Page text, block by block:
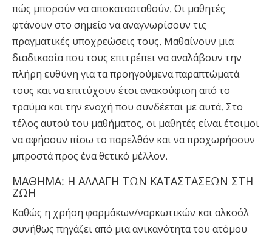
πώς μπορούν να αποκατασταθούν. Οι μαθητές
φτάνουν στο σημείο να αναγνωρίσουν τις
πραγματικές υποχρεώσεις τους. Μαθαίνουν μια
διαδικασία που τους επιτρέπει να αναλάβουν την
πλήρη ευθύνη για τα προηγούμενα παραπτώματά
τους και να επιτύχουν έτσι ανακούφιση από το
τραύμα και την ενοχή που συνδέεται με αυτά. Στο
τέλος αυτού του μαθήματος, οι μαθητές είναι έτοιμοι
να αφήσουν πίσω το παρελθόν και να προχωρήσουν
μπροστά προς ένα θετικό μέλλον.
ΜΑΘΗΜΑ: Η ΑΛΛΑΓΗ ΤΩΝ ΚΑΤΑΣΤΑΣΕΩΝ ΣΤΗ
ΖΩΗ
Καθώς η χρήση φαρμάκων/ναρκωτικών και αλκοόλ
συνήθως πηγάζει από μια ανικανότητα του ατόμου